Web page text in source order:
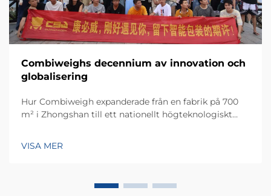
Combiweighs decennium av innovation och
globalisering
Hur Combiweigh expanderade från en fabrik på 700
m² i Zhongshan till ett nationellt högteknologiskt
OEM/ODM-konsultation.
VISA MER